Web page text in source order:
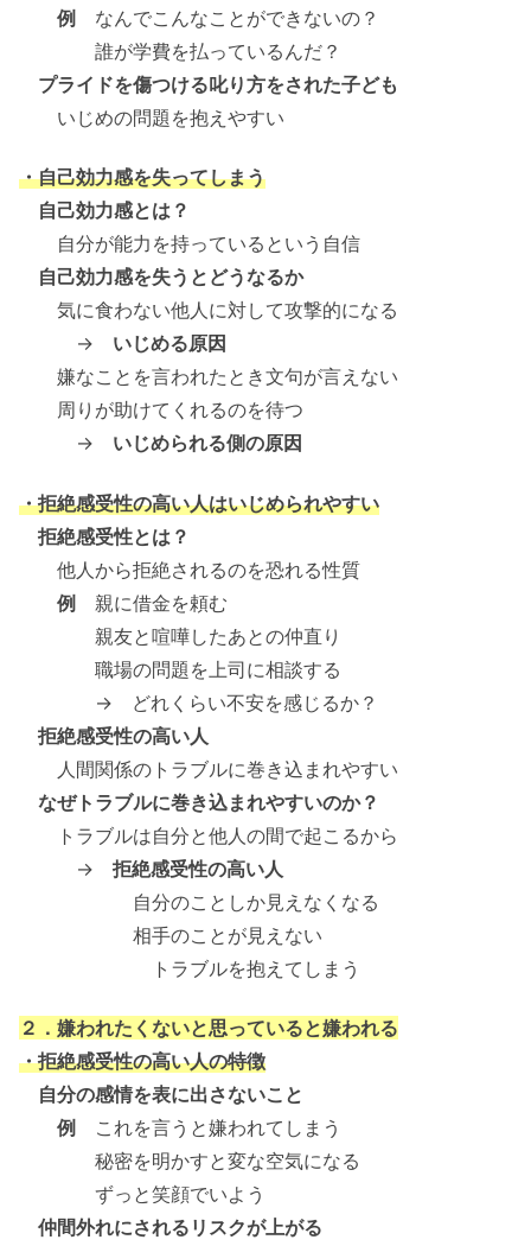
例 なんでこんなことができないの？
誰が学費を払っているんだ？
プライドを傷つける叱り方をされた子ども
いじめの問題を抱えやすい
・自己効力感を失ってしまう
自己効力感とは？
自分が能力を持っているという自信
自己効力感を失うとどうなるか
気に食わない他人に対して攻撃的になる
→ いじめる原因
嫌なことを言われたとき文句が言えない
周りが助けてくれるのを待つ
→ いじめられる側の原因
・拒絶感受性の高い人はいじめられやすい
拒絶感受性とは？
他人から拒絶されるのを恐れる性質
例 親に借金を頼む
親友と喧嘩したあとの仲直り
職場の問題を上司に相談する
→ どれくらい不安を感じるか？
拒絶感受性の高い人
人間関係のトラブルに巻き込まれやすい
なぜトラブルに巻き込まれやすいのか？
トラブルは自分と他人の間で起こるから
→ 拒絶感受性の高い人
自分のことしか見えなくなる
相手のことが見えない
トラブルを抱えてしまう
２．嫌われたくないと思っていると嫌われる
・拒絶感受性の高い人の特徴
自分の感情を表に出さないこと
例
これを言うと嫌われてしまう
秘密を明かすと変な空気になる
ずっと笑顔でいよう
仲間外れにされるリスクが上がる